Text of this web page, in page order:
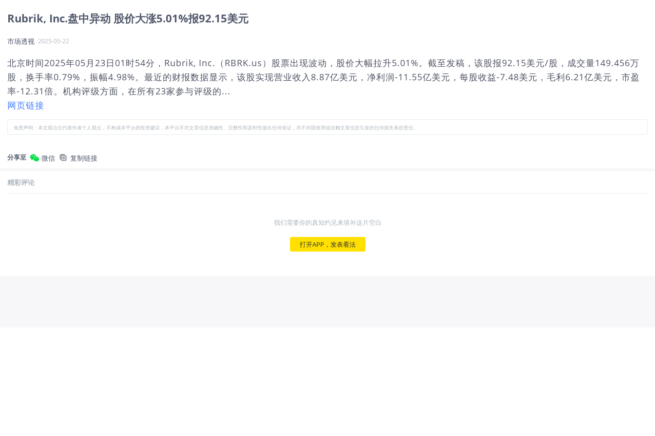
Rubrik, Inc.盘中异动 股价大涨5.01%报92.15美元
市场透视 2025-05-22
北京时间2025年05月23日01时54分，Rubrik, Inc.（RBRK.us）股票出现波动，股价大幅拉升5.01%。截至发稿，该股报92.15美元/股，成交量149.456万
股，换手率0.79%，振幅4.98%。最近的财报数据显示，该股实现营业收入8.87亿美元，净利润-11.55亿美元，每股收益-7.48美元，毛利6.21亿美元，市盈
率-12.31倍。机构评级方面，在所有23家参与评级的...
网页链接
免责声明：本文观点仅代表作者个人观点，不构成本平台的投资建议，本平台不对文章信息准确性、完整性和及时性做出任何保证，亦不对因使用或信赖文章信息引发的任何损失承担责任。
分享至 微信 复制链接
精彩评论
我们需要你的真知灼见来填补这片空白
打开APP，发表看法